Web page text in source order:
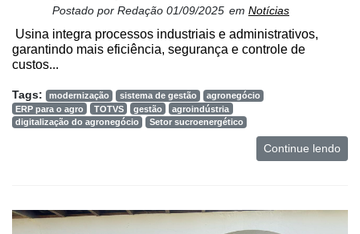
Postado por Redação 01/09/2025 em Notícias
Usina integra processos industriais e administrativos,
garantindo mais eficiência, segurança e controle de
custos...
Tags: modernização sistema de gestão
agronegócio
ERP para o agro
TOTVS gestão
agroindústria
digitalização do agronegócio
Setor sucroenergético
Continue lendo